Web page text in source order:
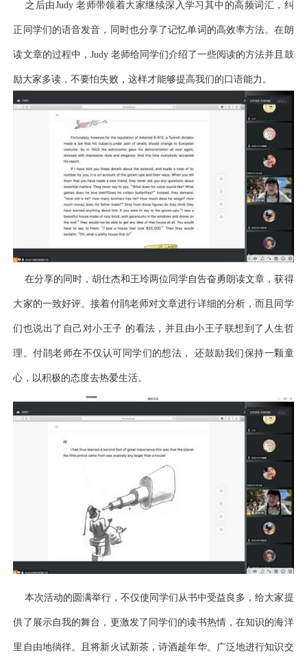
之后由Judy 老师带领着大家继续深入学习其中的高频词汇，纠
正同学们的语音发音，同时也分享了记忆单词的高效率方法。在朗
读文章的过程中，Judy 老师给同学们介绍了一些阅读的方法并且鼓
励大家多读，不要怕失败，这样才能够提高我们的口语能力。
在分享的同时，胡仕杰和王玲两位同学自告奋勇朗读文章，获得
大家的一致好评。接着付鹃老师对文章进行详细的分析，而且同学
们也说出了自己对小王子 的看法，并且由小王子联想到了人生哲
理。付鹃老师在不仅认可同学们的想法， 还鼓励我们保持一颗童
心，以积极的态度去热爱生活。
本次活动的圆满举行，不仅使同学们从书中受益良多，给大家提
供了展示自我的舞台，更激发了同学们的读书热情，在知识的海洋
里自由地徜徉。且将新火试新茶，诗酒趁年华。广泛地进行知识交